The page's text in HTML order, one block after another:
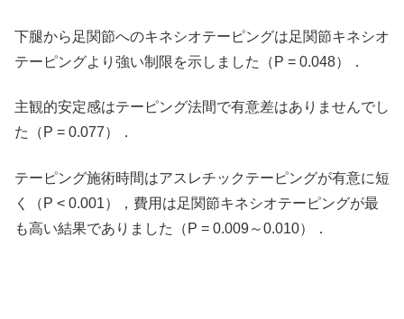
下腿から足関節へのキネシオテーピングは足関節キネシオ
テーピングより強い制限を示しました（P = 0.048）．
主観的安定感はテーピング法間で有意差はありませんでし
た（P = 0.077）．
テーピング施術時間はアスレチックテーピングが有意に短
く（P < 0.001），費用は足関節キネシオテーピングが最
も高い結果でありました（P = 0.009～0.010）．